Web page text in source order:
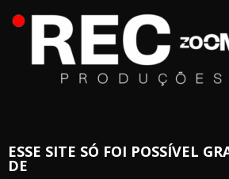
ESSE SITE SÓ FOI POSSÍVEL
DE